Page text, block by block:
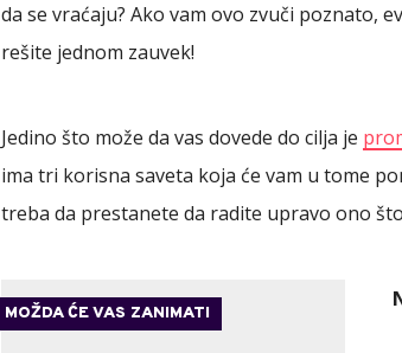
da se vraćaju? Ako vam ovo zvuči poznato,
rešite jednom zauvek!
Jedino što može da vas dovede do cilja je
ima tri korisna saveta koja će vam u tome
treba da prestanete da radite upravo ono
MOŽDA ĆE VAS ZANIMATI